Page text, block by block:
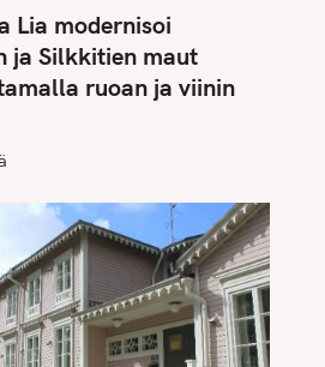
Lia modernisoi
ja Silkkitien maut
ruoan ja viinin